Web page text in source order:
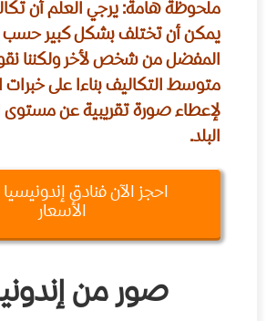
ملحوظة هامة: يرجي العلم أن
يمكن أن تختلف بشكل كبير حسب
المفضل من شخص لأخر ولكننا
متوسط التكاليف بناءا على خبرات
لإعطاء صورة تقريبية عن
البلد.
احجز الآن فنادق
الأسعار
صور من